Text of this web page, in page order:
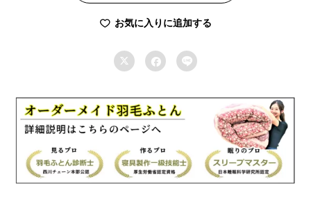
ー
メ
ド
毛
冬
ふ
と
お気に入りに追加する
  